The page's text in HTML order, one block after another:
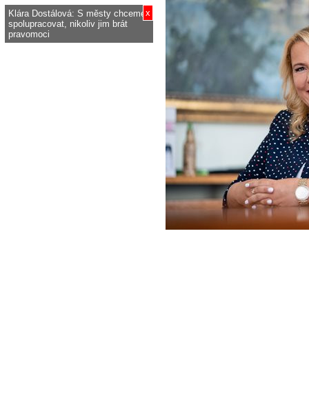
x
Klára Dostálová: S městy chceme
spolupracovat, nikoliv jim brát
pravomoci